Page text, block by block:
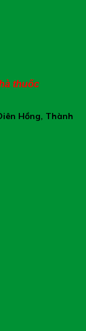
thuốc
Hồng, Thành